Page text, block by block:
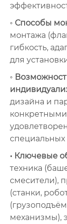
◦ Способы
монтажа
гибкость,
для
◦
дизайна и
специальных
• Ключевые
техника
смесители),
(станки,
механизмы),